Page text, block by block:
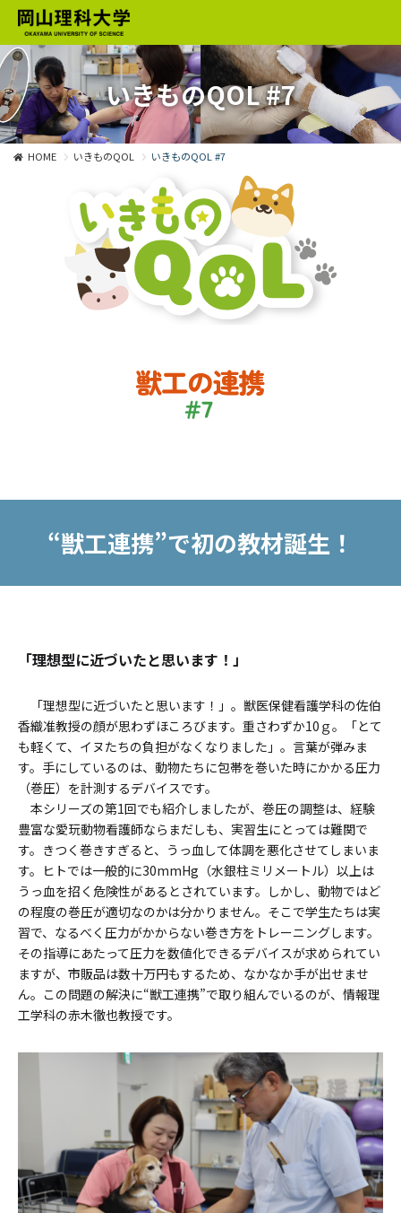
いきものQOL #7
HOME いきものQOL いきものQOL #7
“獣工連携”で初の教材誕生！
「理想型に近づいたと思います！」
「理想型に近づいたと思います！」。獣医保健看護学科の佐伯
香織准教授の顔が思わずほころびます。重さわずか10ｇ。「とて
も軽くて、イヌたちの負担がなくなりました」。言葉が弾みま
す。手にしているのは、動物たちに包帯を巻いた時にかかる圧力
（巻圧）を計測するデバイスです。
本シリーズの第1回でも紹介しましたが、巻圧の調整は、経験
豊富な愛玩動物看護師ならまだしも、実習生にとっては難関で
す。きつく巻きすぎると、うっ血して体調を悪化させてしまいま
す。ヒトでは一般的に30mmHg（水銀柱ミリメートル）以上は
うっ血を招く危険性があるとされています。しかし、動物ではど
の程度の巻圧が適切なのかは分かりません。そこで学生たちは実
習で、なるべく圧力がかからない巻き方をトレーニングします。
その指導にあたって圧力を数値化できるデバイスが求められてい
ますが、市販品は数十万円もするため、なかなか手が出せませ
ん。この問題の解決に“獣工連携”で取り組んでいるのが、情報理
工学科の赤木徹也教授です。